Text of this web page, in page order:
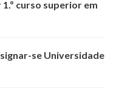
curso superior em
se Universidade